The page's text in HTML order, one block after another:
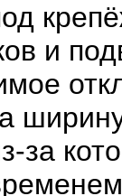
и
за